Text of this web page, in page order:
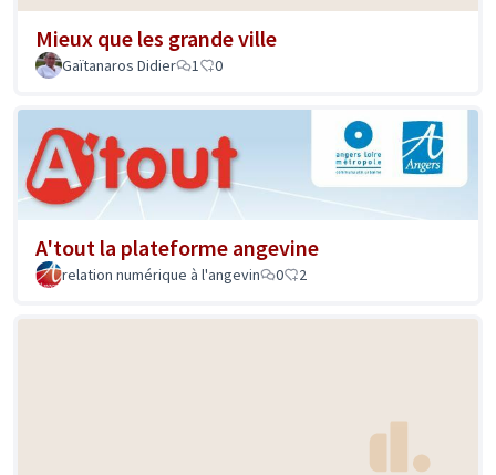
Mieux que les grande ville
Gaïtanaros Didier 1 0
A'tout la plateforme angevine
relation numérique à l'angevin 0 2